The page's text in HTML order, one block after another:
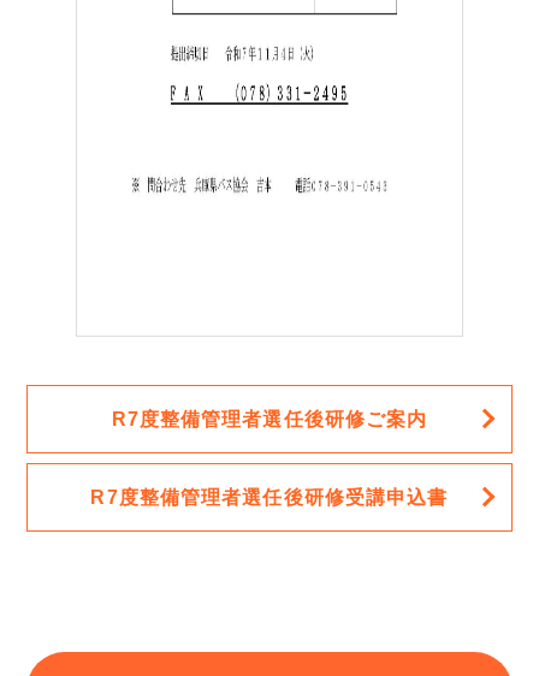
R7度整備管理者選任後研修ご案内
R7度整備管理者選任後研修受講申込書